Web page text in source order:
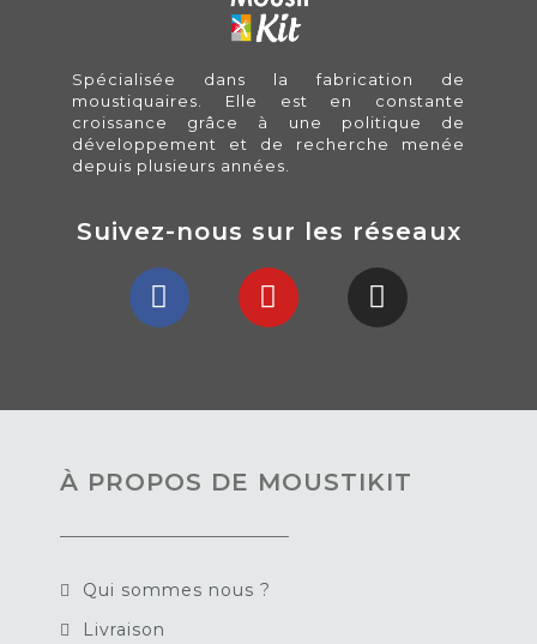
Spécialisée dans la fabrication de
moustiquaires. Elle est en constante
croissance grâce à une politique de
développement et de recherche menée
depuis plusieurs années.
Suivez-nous sur les réseaux
À PROPOS DE MOUSTIKIT
Qui sommes nous ?
Livraison